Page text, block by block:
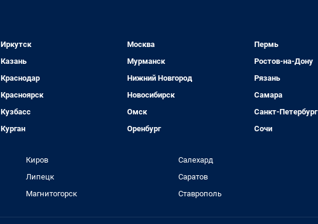
Иркутск
Казань
Краснодар
Красноярск
Кузбасс
Курган
Москва
Мурманск
Нижний Новгород
Новосибирск
Омск
Оренбург
Пермь
Ростов-на-Дону
Рязань
Самара
Санкт-Петербург
Сочи
Киров
Липецк
Магнитогорск
Салехард
Саратов
Ставрополь